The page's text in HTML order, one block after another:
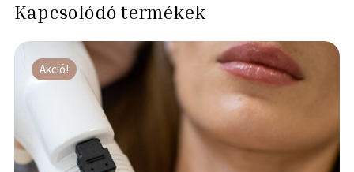
Kapcsolódó termékek
Akció!